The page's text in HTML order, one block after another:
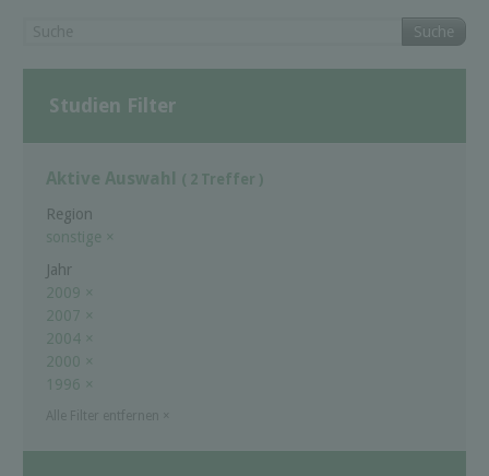
Suche
Studien Filter
Aktive Auswahl ( 2 Treffer )
Region
sonstige ×
Jahr
2009 ×
2007 ×
2004 ×
2000 ×
1996 ×